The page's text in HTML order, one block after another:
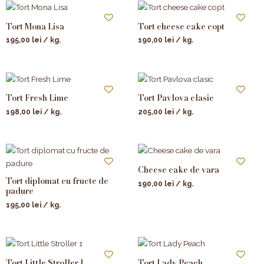
Tort Mona Lisa
195,00 lei / kg.
Tort cheese cake copt
190,00 lei / kg.
Tort Fresh Lime
198,00 lei / kg.
Tort Pavlova clasic
205,00 lei / kg.
Tort diplomat cu fructe de
padure
195,00 lei / kg.
Cheese cake de vara
190,00 lei / kg.